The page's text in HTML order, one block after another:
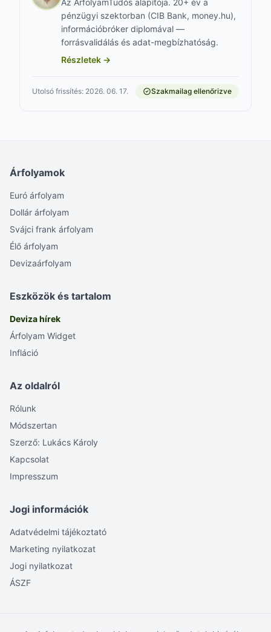
Az ÁrfolyamTudós alapítója. 20+ év a
pénzügyi szektorban (CIB Bank, money.hu),
információbróker diplomával —
forrásvalidálás és adat-megbízhatóság.
Részletek →
Utolsó frissítés: 2026. 06. 17. Szakmailag ellenőrizve
Árfolyamok
Euró árfolyam
Dollár árfolyam
Svájci frank árfolyam
Élő árfolyam
Devizaárfolyam
Eszközök és tartalom
Deviza hírek
Árfolyam Widget
Infláció
Az oldalról
Rólunk
Módszertan
Szerző: Lukács Károly
Kapcsolat
Impresszum
Jogi információk
Adatvédelmi tájékoztató
Marketing nyilatkozat
Jogi nyilatkozat
ÁSZF